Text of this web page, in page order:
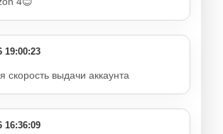
19:00:23
скорость выдачи аккаунта
16:36:09